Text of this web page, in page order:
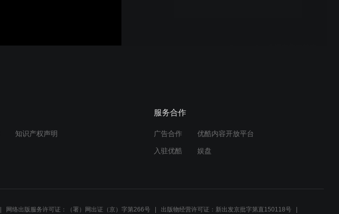
知识产权声明
服务合作
广告合作 优酷内容开放平台
入驻优酷 娱盘
网络出版服务许可证：（署）网出证（京）字第266号 出版物经营许可证：新出发京批字第直150118号